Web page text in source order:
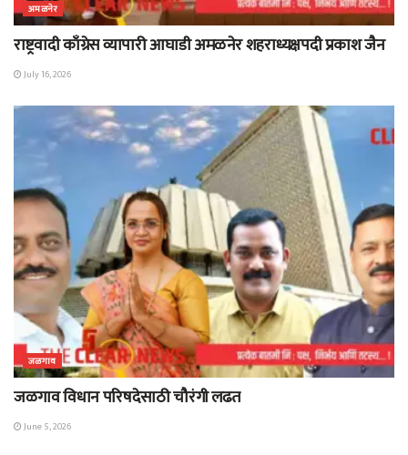
अमळनेर
राष्ट्रवादी काँग्रेस व्यापारी आघाडी अमळनेर शहराध्यक्षपदी प्रकाश जैन
July 16, 2026
जळगाव
जळगाव विधान परिषदेसाठी चौरंगी लढत
June 5, 2026